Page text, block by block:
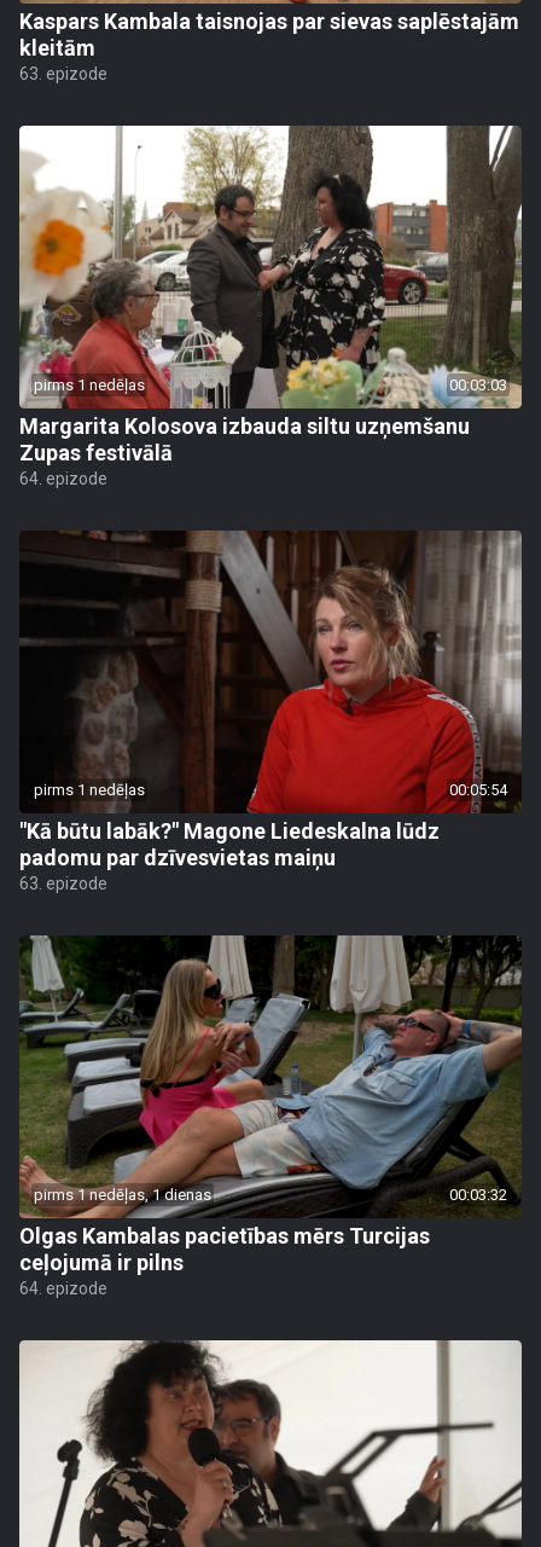
Kaspars Kambala taisnojas par sievas saplēstajām
kleitām
63. epizode
pirms 1 nedēļas 00:03:03
Margarita Kolosova izbauda siltu uzņemšanu
Zupas festivālā
64. epizode
pirms 1 nedēļas 00:05:54
"Kā būtu labāk?" Magone Liedeskalna lūdz
padomu par dzīvesvietas maiņu
63. epizode
pirms 1 nedēļas, 1 dienas 00:03:32
Olgas Kambalas pacietības mērs Turcijas
ceļojumā ir pilns
64. epizode